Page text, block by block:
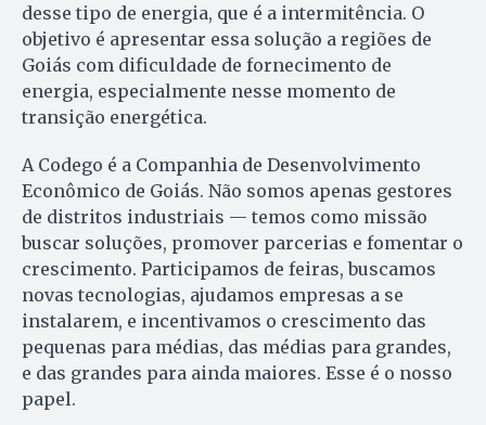
desse tipo de energia, que é a intermitência. O
objetivo é apresentar essa solução a regiões de
Goiás com dificuldade de fornecimento de
energia, especialmente nesse momento de
transição energética.
A Codego é a Companhia de Desenvolvimento
Econômico de Goiás. Não somos apenas gestores
de distritos industriais — temos como missão
buscar soluções, promover parcerias e fomentar o
crescimento. Participamos de feiras, buscamos
novas tecnologias, ajudamos empresas a se
instalarem, e incentivamos o crescimento das
pequenas para médias, das médias para grandes,
e das grandes para ainda maiores. Esse é o nosso
papel.